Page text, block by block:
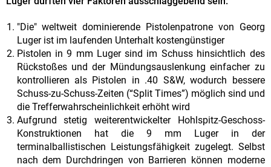
"Die" weltweit dominierende Pistolenpatrone von Georg
Luger ist im laufenden Unterhalt kostengünstiger
Pistolen in 9 mm Luger sind im Schuss hinsichtlich des
Rückstoßes und der Mündungsauslenkung einfacher zu
kontrollieren als Pistolen in .40 S&W, wodurch bessere
Schuss-zu-Schuss-Zeiten (“Split Times”) möglich sind und
die Trefferwahrscheinlichkeit erhöht wird
Aufgrund stetig weiterentwickelter Hohlspitz-Geschoss-
Konstruktionen hat die 9 mm Luger in der
terminalballistischen Leistungsfähigkeit zugelegt. Selbst
nach dem Durchdringen von Barrieren können moderne